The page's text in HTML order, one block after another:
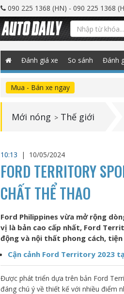
090 225 1368 (HN) - 090 225 1368
Đánh giá xe So sánh Đánh
Mua - Bán xe ngay
Mới nóng > Thế giới
10:13
| 10/05/2024
FORD TERRITORY
CHẤT THỂ THAO
Ford Philippines vừa mở rộng
vị là bản cao cấp nhất, Ford
động và nội thất phong cách, tiện
Cận cảnh Ford Territory 2023
Được phát triển dựa trên bản Ford
đáng chú ý về thiết kế với nhiều điểm